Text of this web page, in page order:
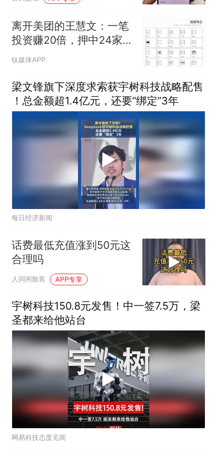
离开美团的王慧文：一笔
投资赚20倍，押中24家AI
公司
钛媒体APP
梁文锋旗下深度求索获宇树科技战略配售
！总金额超1.4亿元，还要“绑定”3年
每日经济新闻
话费最低充值涨到50元这
合理吗
人间闲散客 APP专享
宇树科技150.8元发售！中一签7.5万，梁
圣都来给他站台
网易科技态度见闻